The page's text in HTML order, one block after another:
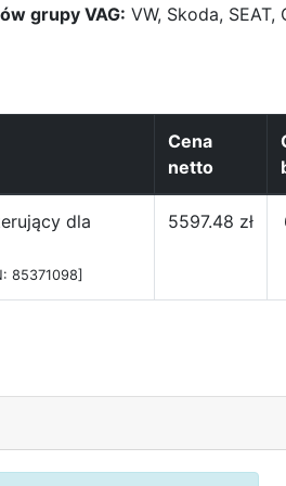
grupy VAG: VW, Skoda,
Cena
netto
dla
85371098]
5597.48 zł